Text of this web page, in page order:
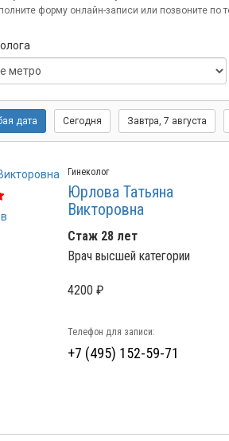
форму онлайн-записи или позвоните по
дата Сегодня Завтра, 7 августа
Гинеколог
Юрлова Татьяна
Викторовна
Стаж 28 лет
Врач высшей категории
4200 ₽
Телефон для записи:
+7 (495) 152-59-71